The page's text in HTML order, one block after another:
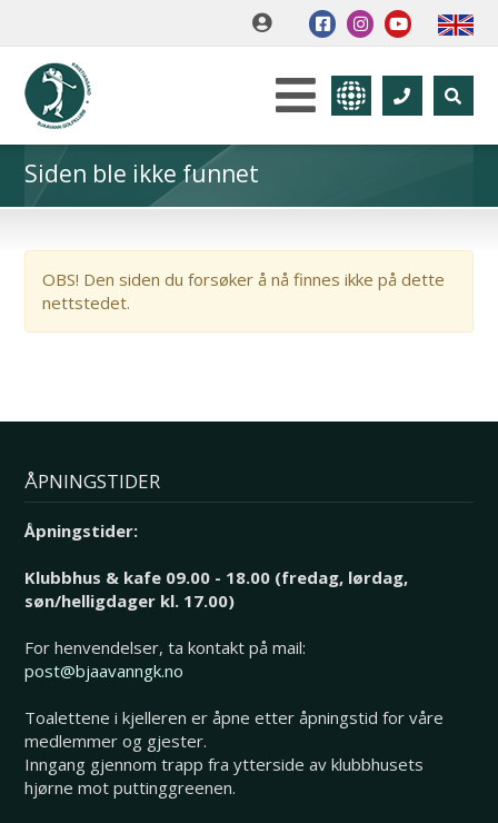
Siden ble ikke funnet
OBS! Den siden du forsøker å nå finnes ikke på dette
nettstedet.
ÅPNINGSTIDER
Åpningstider:
Klubbhus & kafe 09.00 - 18.00 (fredag, lørdag,
søn/helligdager kl. 17.00)
For henvendelser, ta kontakt på mail:
post@bjaavanngk.no
Toalettene i kjelleren er åpne etter åpningstid for våre
medlemmer og gjester.
Inngang gjennom trapp fra ytterside av klubbhusets
hjørne mot puttinggreenen.